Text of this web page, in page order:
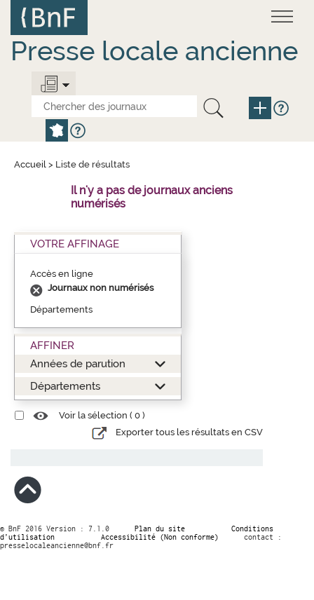
contenu
principal
Presse locale ancienne
Accueil > Liste de résultats
Il n'y a pas de journaux anciens
numérisés
VOTRE AFFINAGE
Accès en ligne
Journaux non numérisés
Départements
AFFINER
Années de parution
Départements
Voir la sélection ( 0 )
Exporter tous les résultats en CSV
© BnF 2016 Version : 7.1.0 Plan du site
Conditions
d’utilisation
Accessibilité (Non conforme)
contact :
presselocaleancienne@bnf.fr
Panneau de gestion des cookies